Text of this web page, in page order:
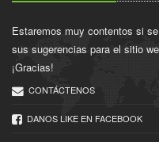
Estaremos muy contentos si
sus sugerencias para el sitio
¡Gracias!
CONTÁCTENOS
DANOS LIKE EN FACEBOOK